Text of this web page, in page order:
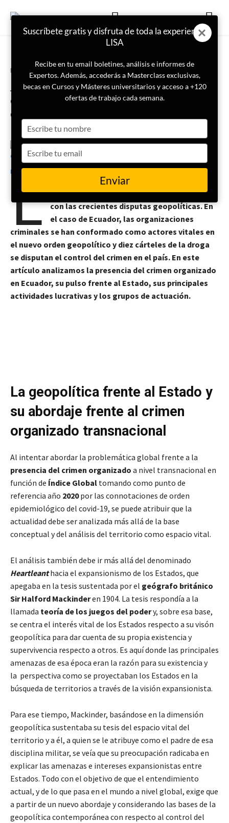
Portada
Análisis geopolítico del crimen
organizado transnacional: el caso
de Ecuador
Gabriel Ramírez
L
a presencia del crimen organizado
transnacional en el mundo se ha acentuado
con las crecientes disputas geopolíticas. En
el caso de Ecuador, las organizaciones
criminales se han conformado como actores vitales en
el nuevo orden geopolítico y diez cárteles de la droga
se disputan el control del crimen en el país. En este
artículo analizamos la presencia del crimen organizado
en Ecuador, su pulso frente al Estado, sus principales
actividades lucrativas y los grupos de actuación.
La geopolítica frente al Estado y
su abordaje frente al crimen
organizado transnacional
Al intentar abordar la problemática global frente a la
presencia del crimen organizado a nivel transnacional en
función de Índice Global tomando como punto de
referencia año 2020por las connotaciones de orden
epidemiológico del covid-19, se puede atribuir que la
actualidad debe ser analizada más allá de la base
conceptual y del análisis del territorio como espacio vital.
El análisis también debe ir más allá del denominado
Heartleanthacia el expansionismo de los Estados, que
apegaba en la tesis sustentada por el geógrafo británico
Sir Halford Mackinderen 1904. La tesis respondía a la
llamada teoría de los juegos del podery, sobre esa base,
se centra el interés vital de los Estados respecto a su visón
geopolítica para dar cuenta de su propia existencia y
supervivencia respecto a otros. Es aquí donde las principales
amenazas de esa época eran la razón para su existencia y
la perspectiva como se proyectaban los Estados en la
búsqueda de territorios a través de la visión expansionista.
Para ese tiempo, Mackinder, basándose en la dimensión
geopolítica sustentaba su tesis del espacio vital del
territorio y a él, a quien se le atribuye como el padre de esa
disciplina militar, se veía que su preocupación radicaba en
explicar las amenazas e intereses expansionistas entre
Estados. Todo con el objetivo de que el entendimiento
actual, y de lo que pasa en el mundo a nivel global, exige que
a partir de un nuevo abordaje y considerando las bases de la
geopolítica contemporánea con respecto al control del
Suscríbete gratis y disfruta de toda la experiencia
LISA
Recibe en tu email boletines, análisis e informes de
Expertos. Además, accederás a Masterclass exclusivas,
becas en Cursos y Másteres universitarios y acceso a +120
ofertas de trabajo cada semana.
your
name
your
email
Enviar